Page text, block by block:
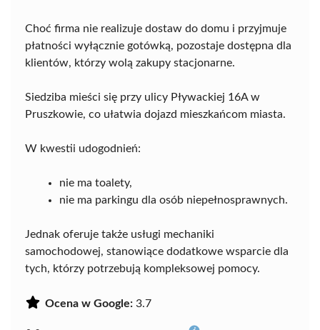
Choć firma nie realizuje dostaw do domu i przyjmuje
płatności wyłącznie gotówką, pozostaje dostępna dla
klientów, którzy wolą zakupy stacjonarne.
Siedziba mieści się przy ulicy Pływackiej 16A w
Pruszkowie, co ułatwia dojazd mieszkańcom miasta.
W kwestii udogodnień:
nie ma toalety,
nie ma parkingu dla osób niepełnosprawnych.
Jednak oferuje także usługi mechaniki
samochodowej, stanowiące dodatkowe wsparcie dla
tych, którzy potrzebują kompleksowej pomocy.
Ocena w Google: 3.7